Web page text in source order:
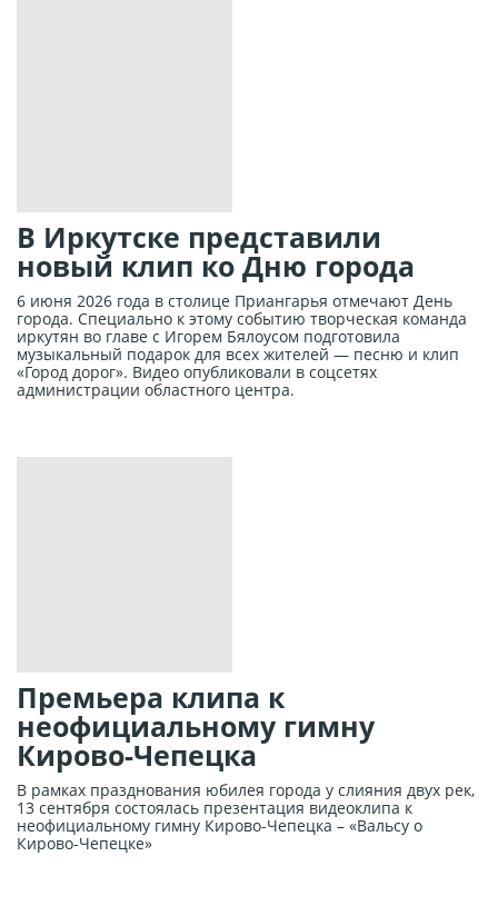
В Иркутске представили
новый клип ко Дню города
6 июня 2026 года в столице Приангарья отмечают День
города. Специально к этому событию творческая команда
иркутян во главе с Игорем Бялоусом подготовила
музыкальный подарок для всех жителей — песню и клип
«Город дорог». Видео опубликовали в соцсетях
администрации областного центра.
Премьера клипа к
неофициальному гимну
Кирово-Чепецка
В рамках празднования юбилея города у слияния двух рек,
13 сентября состоялась презентация видеоклипа к
неофициальному гимну Кирово-Чепецка – «Вальсу о
Кирово-Чепецке»